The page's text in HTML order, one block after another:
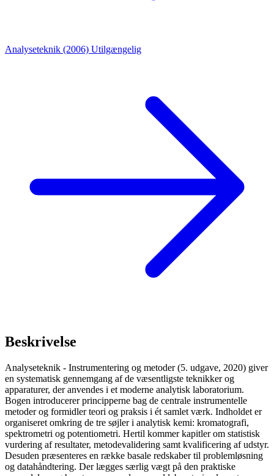
Analyseteknik (2006) Utilgængelig
Beskrivelse
Analyseteknik - Instrumentering og metoder (5. udgave, 2020) giver
en systematisk gennemgang af de væsentligste teknikker og
apparaturer, der anvendes i et moderne analytisk laboratorium.
Bogen introducerer principperne bag de centrale instrumentelle
metoder og formidler teori og praksis i ét samlet værk. Indholdet er
organiseret omkring de tre søjler i analytisk kemi: kromatografi,
spektrometri og potentiometri. Hertil kommer kapitler om statistisk
vurdering af resultater, metodevalidering samt kvalificering af udstyr.
Desuden præsenteres en række basale redskaber til problemløsning
og datahåndtering. Der lægges særlig vægt på den praktiske